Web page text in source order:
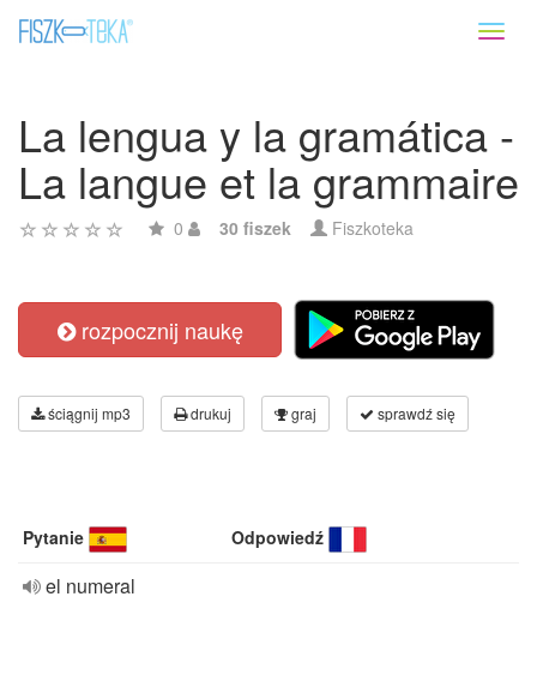
La lengua y la gramática -
La langue et la grammaire
0 30 fiszek Fiszkoteka
rozpocznij naukę
ściągnij mp3 drukuj graj sprawdź się
Pytanie Odpowiedź
el numeral